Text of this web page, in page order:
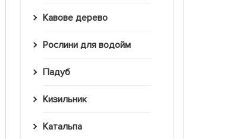
Кавове дерево
Рослини для водойм
Падуб
Кизильник
Катальпа